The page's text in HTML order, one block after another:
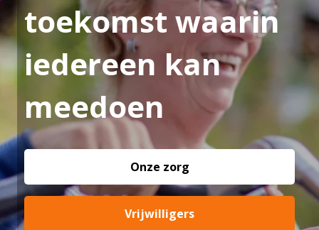
toekomst waarin
iedereen kan
meedoen
Onze zorg
Vrijwilligers